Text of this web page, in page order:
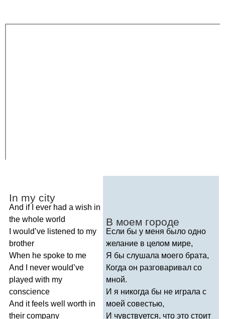
In my city
And if ever had a wish in
the whole world
would’ve listened to my
brother
When he spoke to me
And
never would’ve
played with my
conscience
And it feels well worth in
their company
В моем городе
Если бы у меня было одно
желание в целом мире,
Я бы слушала моего брата,
Когда он разговаривал со
мной.
И я никогда бы не играла с
моей совестью,
И чувствуется, что это стоит